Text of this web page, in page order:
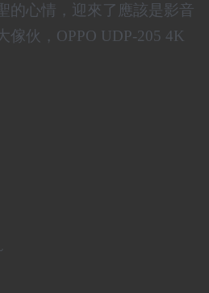
的心情，迎來了應該是影音
傢伙，OPPO UDP-205 4K